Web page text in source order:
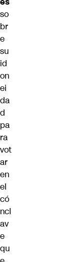
so
br
e
su
id
on
ei
da
d
pa
ra
vot
ar
en
el
có
ncl
av
e
qu